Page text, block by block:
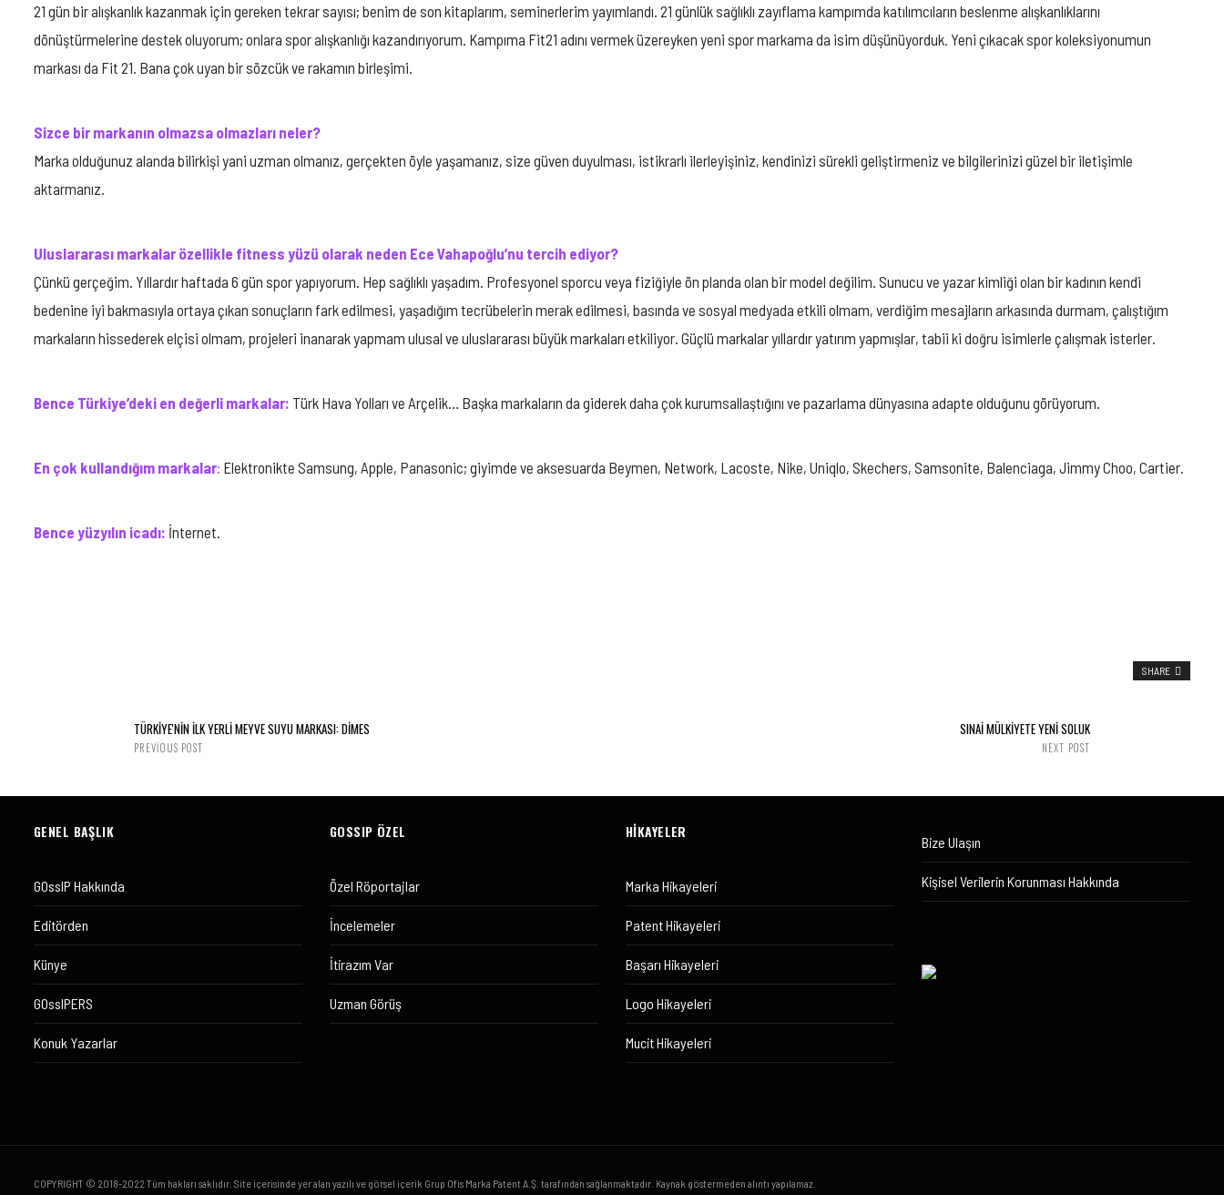
21 gün bir alışkanlık kazanmak için gereken tekrar sayısı; benim de son kitaplarım, seminerlerim yayımlandı. 21 günlük sağlıklı zayıflama kampımda katılımcıların beslenme alışkanlıklarını
dönüştürmelerine destek oluyorum; onlara spor alışkanlığı kazandırıyorum. Kampıma Fit21 adını vermek üzereyken yeni spor markama da isim düşünüyorduk. Yeni çıkacak spor koleksiyonumun
markası da Fit 21. Bana çok uyan bir sözcük ve rakamın birleşimi.
Sizce bir markanın olmazsa olmazları neler?
Marka olduğunuz alanda bilirkişi yani uzman olmanız, gerçekten öyle yaşamanız, size güven duyulması, istikrarlı ilerleyişiniz, kendinizi sürekli geliştirmeniz ve bilgilerinizi güzel bir iletişimle
aktarmanız.
Uluslararası markalar özellikle fitness yüzü olarak neden Ece Vahapoğlu’nu tercih ediyor?
Çünkü gerçeğim. Yıllardır haftada 6 gün spor yapıyorum. Hep sağlıklı yaşadım. Profesyonel sporcu veya fiziğiyle ön planda olan bir model değilim. Sunucu ve yazar kimliği olan bir kadının kendi
bedenine iyi bakmasıyla ortaya çıkan sonuçların fark edilmesi, yaşadığım tecrübelerin merak edilmesi, basında ve sosyal medyada etkili olmam, verdiğim mesajların arkasında durmam, çalıştığım
markaların hissederek elçisi olmam, projeleri inanarak yapmam ulusal ve uluslararası büyük markaları etkiliyor. Güçlü markalar yıllardır yatırım yapmışlar, tabii ki doğru isimlerle çalışmak isterler.
Bence Türkiye’deki en değerli markalar: Türk Hava Yolları ve Arçelik… Başka markaların da giderek daha çok kurumsallaştığını ve pazarlama dünyasına adapte olduğunu görüyorum.
En çok kullandığım markalar: Elektronikte Samsung, Apple, Panasonic; giyimde ve aksesuarda Beymen, Network, Lacoste, Nike, Uniqlo, Skechers, Samsonite, Balenciaga, Jimmy Choo, Cartier.
Bence yüzyılın icadı: İnternet.
SHARE
TÜRKİYE'NİN İLK YERLİ MEYVE SUYU MARKASI: DİMES
PREVIOUS POST
SINAİ MÜLKİYETE YENİ SOLUK
NEXT POST
GENEL BAŞLIK
GOssIP Hakkında
Editörden
Künye
GOssIPERS
Konuk Yazarlar
GOSSIP ÖZEL
Özel Röportajlar
İncelemeler
İtirazım Var
Uzman Görüş
HİKAYELER
Marka Hikayeleri
Patent Hikayeleri
Başarı Hikayeleri
Logo Hikayeleri
Mucit Hikayeleri
Bize Ulaşın
Kişisel Verilerin Korunması Hakkında
COPYRIGHT © 2018-2022 Tüm hakları saklıdır. Site içerisinde yer alan yazılı ve görsel içerik Grup Ofis Marka Patent A.Ş. tarafından sağlanmaktadır. Kaynak göstermeden alıntı yapılamaz.